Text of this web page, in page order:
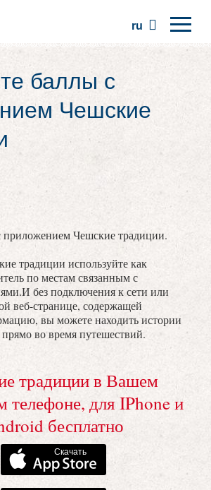
ru
баллы с
Чешские
приложением Чешские традиции.
традиции используйте как
по местам связанным с
без подключения к сети или
веб-странице, содержащей
вы можете находить истории
во время путешествий.
традиции в Вашем
телефоне, для IPhone и
бесплатно
Скачать